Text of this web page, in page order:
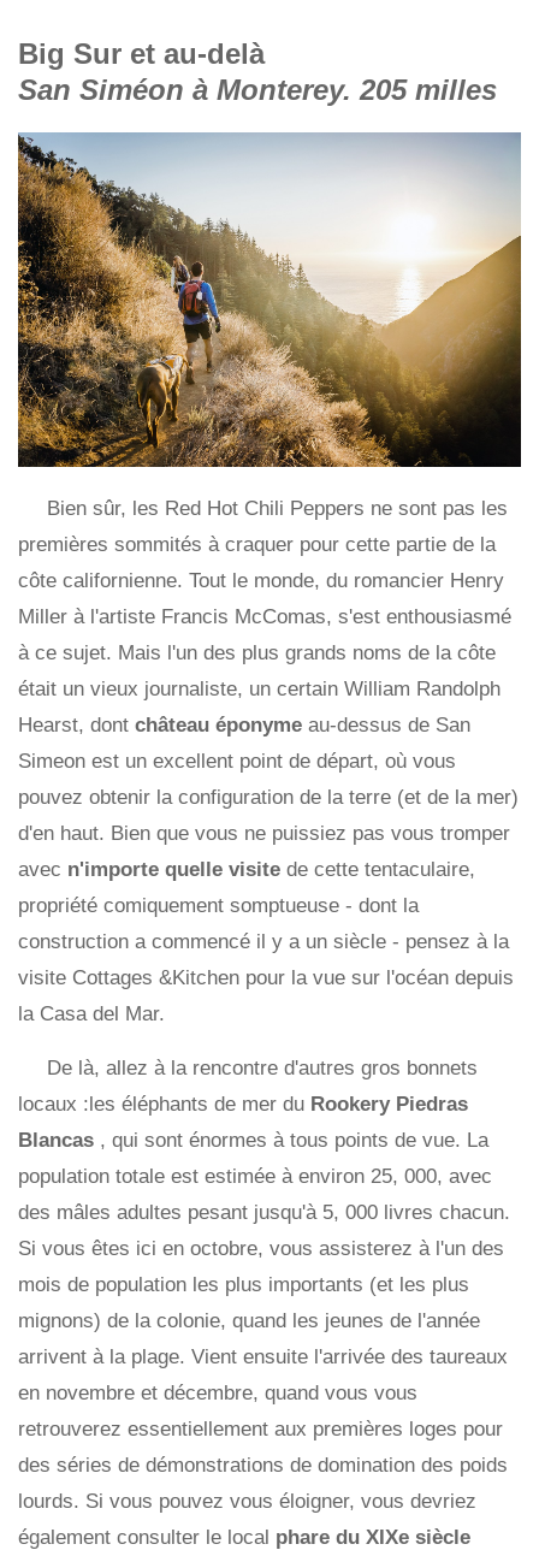
Big Sur et au-delà
San Siméon à Monterey. 205 milles
Bien sûr, les Red Hot Chili Peppers ne sont pas les
premières sommités à craquer pour cette partie de la
côte californienne. Tout le monde, du romancier Henry
Miller à l'artiste Francis McComas, s'est enthousiasmé
à ce sujet. Mais l'un des plus grands noms de la côte
était un vieux journaliste, un certain William Randolph
Hearst, dont château éponyme au-dessus de San
Simeon est un excellent point de départ, où vous
pouvez obtenir la configuration de la terre (et de la mer)
d'en haut. Bien que vous ne puissiez pas vous tromper
avec n'importe quelle visite de cette tentaculaire,
propriété comiquement somptueuse - dont la
construction a commencé il y a un siècle - pensez à la
visite Cottages &Kitchen pour la vue sur l'océan depuis
la Casa del Mar.
De là, allez à la rencontre d'autres gros bonnets
locaux :les éléphants de mer du Rookery Piedras
Blancas , qui sont énormes à tous points de vue. La
population totale est estimée à environ 25, 000, avec
des mâles adultes pesant jusqu'à 5, 000 livres chacun.
Si vous êtes ici en octobre, vous assisterez à l'un des
mois de population les plus importants (et les plus
mignons) de la colonie, quand les jeunes de l'année
arrivent à la plage. Vient ensuite l'arrivée des taureaux
en novembre et décembre, quand vous vous
retrouverez essentiellement aux premières loges pour
des séries de démonstrations de domination des poids
lourds. Si vous pouvez vous éloigner, vous devriez
également consulter le local phare du XIXe siècle